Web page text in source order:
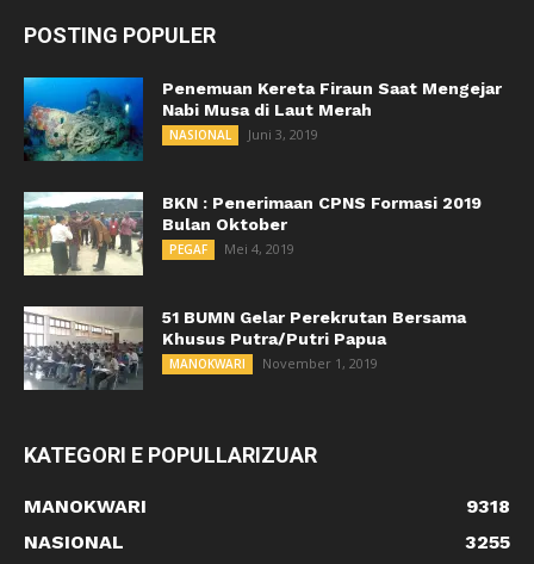
POSTING POPULER
Penemuan Kereta Firaun Saat Mengejar
Nabi Musa di Laut Merah
NASIONAL Juni 3, 2019
BKN : Penerimaan CPNS Formasi 2019
Bulan Oktober
PEGAF Mei 4, 2019
51 BUMN Gelar Perekrutan Bersama
Khusus Putra/Putri Papua
MANOKWARI November 1, 2019
KATEGORI E POPULLARIZUAR
MANOKWARI
9318
NASIONAL
3255